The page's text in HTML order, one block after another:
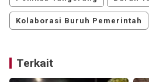
Kolaborasi Buruh Pemerintah
Terkait